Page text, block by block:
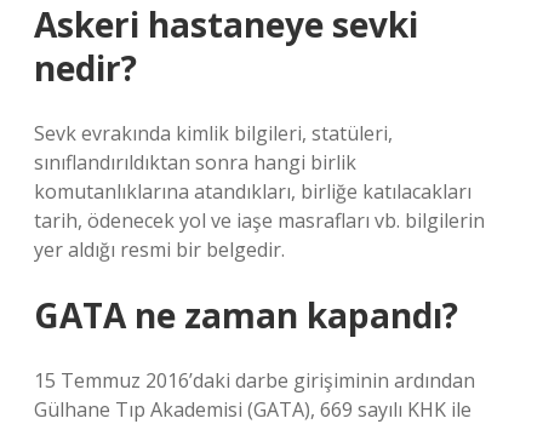
Askeri hastaneye sevki
nedir?
Sevk evrakında kimlik bilgileri, statüleri,
sınıflandırıldıktan sonra hangi birlik
komutanlıklarına atandıkları, birliğe katılacakları
tarih, ödenecek yol ve iaşe masrafları vb. bilgilerin
yer aldığı resmi bir belgedir.
GATA ne zaman kapandı?
15 Temmuz 2016’daki darbe girişiminin ardından
Gülhane Tıp Akademisi (GATA), 669 sayılı KHK ile